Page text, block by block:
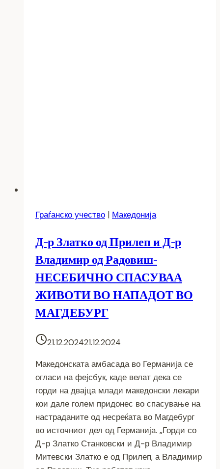
Граѓанско учество | Македонија
Д-р Златко од Прилеп и Д-р
Владимир од Радовиш-
НЕСЕБИЧНО СПАСУВАА
ЖИВОТИ ВО НАПАДОТ ВО
МАГДЕБУРГ
21.12.202421.12.2024
Mакедонската амбасада во Германија се
огласи на фејсбук, каде велат дека се
горди на двајца млади македонски лекари
кои дале голем придонес во спасување на
настраданите од несреќата во Магдебург
во источниот дел од Германија. „Горди со
Д-р Златко Станковски и Д-р Владимир
Митевски Златко е од Прилеп, а Владимир